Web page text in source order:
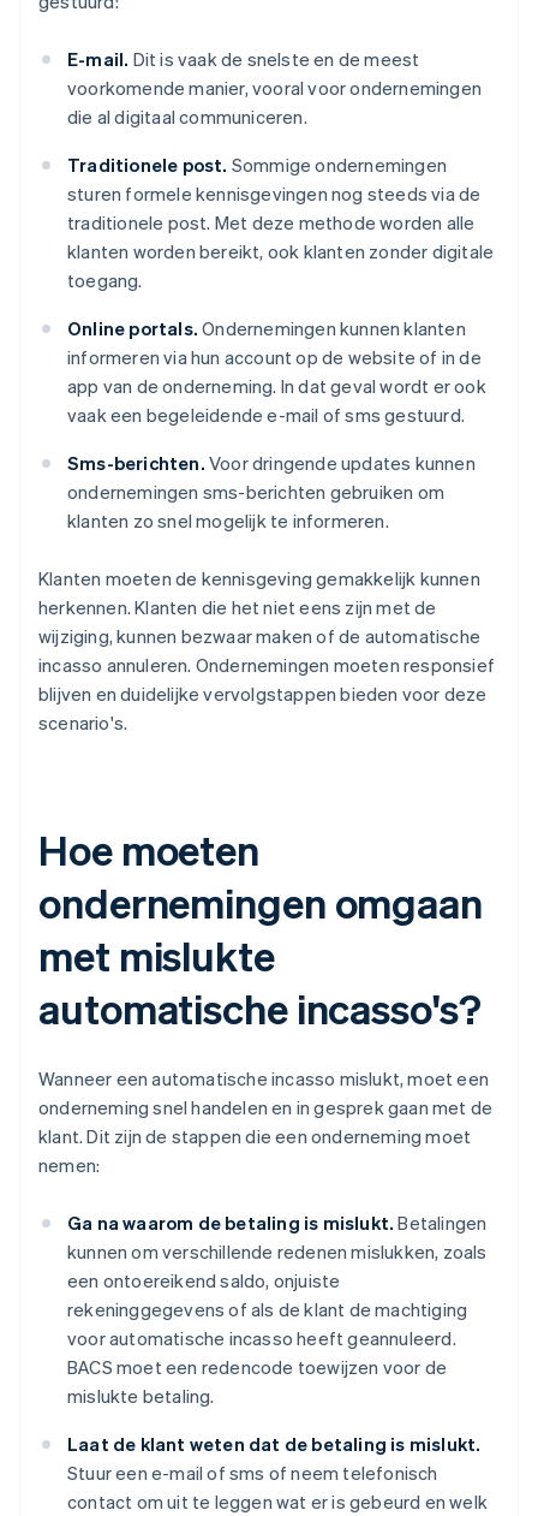
E-mail. Dit is vaak de snelste en de meest
voorkomende manier, vooral voor ondernemingen
die al digitaal communiceren.
Traditionele post. Sommige ondernemingen
sturen formele kennisgevingen nog steeds via de
traditionele post. Met deze methode worden alle
klanten worden bereikt, ook klanten zonder digitale
toegang.
Online portals. Ondernemingen kunnen klanten
informeren via hun account op de website of in de
app van de onderneming. In dat geval wordt er ook
vaak een begeleidende e-mail of sms gestuurd.
Sms-berichten. Voor dringende updates kunnen
ondernemingen sms-berichten gebruiken om
klanten zo snel mogelijk te informeren.
Klanten moeten de kennisgeving gemakkelijk kunnen
herkennen. Klanten die het niet eens zijn met de
wijziging, kunnen bezwaar maken of de automatische
incasso annuleren. Ondernemingen moeten responsief
blijven en duidelijke vervolgstappen bieden voor deze
scenario's.
Hoe moeten
ondernemingen omgaan
met mislukte
automatische incasso's?
Wanneer een automatische incasso mislukt, moet een
onderneming snel handelen en in gesprek gaan met de
klant. Dit zijn de stappen die een onderneming moet
nemen:
Ga na waarom de betaling is mislukt. Betalingen
kunnen om verschillende redenen mislukken, zoals
een ontoereikend saldo, onjuiste
rekeninggegevens of als de klant de machtiging
voor automatische incasso heeft geannuleerd.
BACS moet een redencode toewijzen voor de
mislukte betaling.
Laat de klant weten dat de betaling is mislukt.
Stuur een e-mail of sms of neem telefonisch
contact om uit te leggen wat er is gebeurd en welk